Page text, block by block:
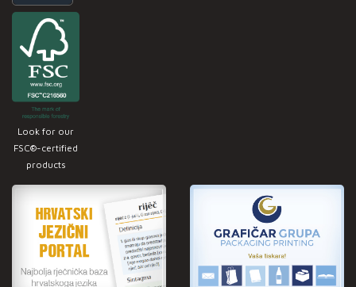
Look for our
FSC®-certified
products